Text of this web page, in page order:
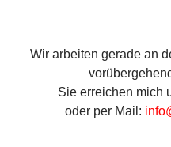
Wir arbeiten gerade an
Sie erreichen mich
oder per Mail: